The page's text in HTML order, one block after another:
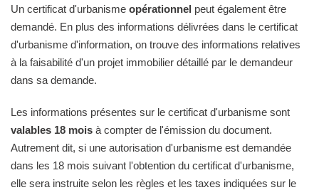
Un certificat d'urbanisme opérationnel peut également être
demandé. En plus des informations délivrées dans le certificat
d'urbanisme d'information, on trouve des informations relatives
à la faisabilité d'un projet immobilier détaillé par le demandeur
dans sa demande.
Les informations présentes sur le certificat d'urbanisme sont
valables 18 mois à compter de l'émission du document.
Autrement dit, si une autorisation d'urbanisme est demandée
dans les 18 mois suivant l'obtention du certificat d'urbanisme,
elle sera instruite selon les règles et les taxes indiquées sur le